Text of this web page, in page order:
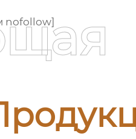
nofollow]